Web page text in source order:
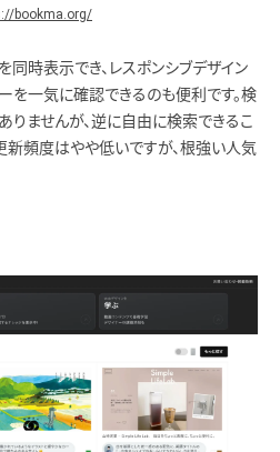
bookma.org/
同時表示でき、レスポンシブデザイン
を一気に確認できるのも便利です。検
ませんが、逆に自由に検索できるこ
新頻度はやや低いですが、根強い人気